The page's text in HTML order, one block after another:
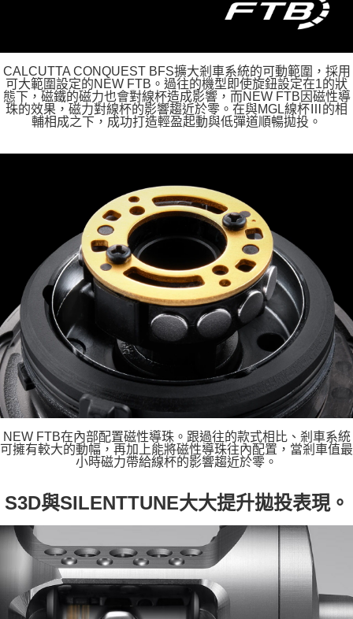
CALCUTTA CONQUEST BFS擴大剎車系統的可動範圍，採用
可大範圍設定的NEW FTB。過往的機型即使旋鈕設定在1的狀
態下，磁鐵的磁力也會對線杯造成影響，而NEW FTB因磁性導
珠的效果，磁力對線杯的影響趨近於零。在與MGL線杯Ⅲ的相
輔相成之下，成功打造輕盈起動與低彈道順暢拋投。
NEW FTB在內部配置磁性導珠。跟過往的款式相比、剎車系統
可擁有較大的動幅，再加上能將磁性導珠往內配置，當剎車值最
小時磁力帶給線杯的影響趨近於零。
S3D與SILENTTUNE大大提升拋投表現。